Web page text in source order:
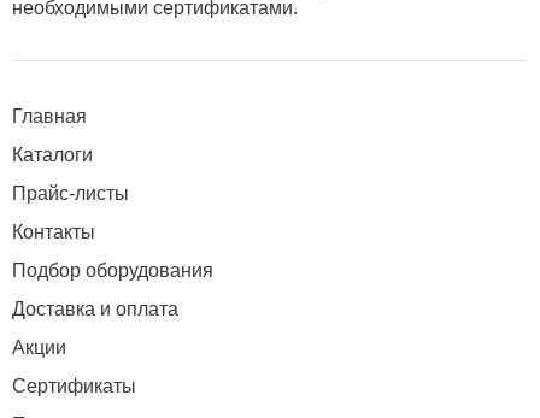
необходимыми сертификатами.
Главная
Каталоги
Прайс-листы
Контакты
Подбор оборудования
Доставка и оплата
Акции
Сертификаты